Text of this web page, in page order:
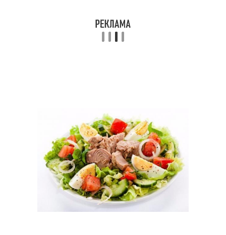
Салаты на праздничный
стол
Японский салат